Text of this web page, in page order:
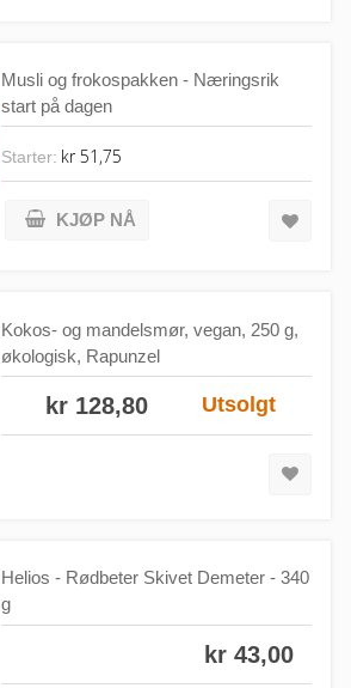
Musli og frokospakken - Næringsrik
start på dagen
Starter: kr 51,75
KJØP NÅ
Kokos- og mandelsmør, vegan, 250 g,
økologisk, Rapunzel
Utsolgt
kr 128,80
Helios - Rødbeter Skivet Demeter - 340
g
kr 43,00